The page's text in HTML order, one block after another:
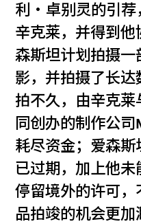
利‧卓别灵的引荐
辛克莱，并得到
森斯坦计划拍摄
影，并拍摄了长
拍不久，由辛克
同创办的制作公
耗尽资金；爱森
已过期，加上他
停留境外的许可
品拍竣的机会更加